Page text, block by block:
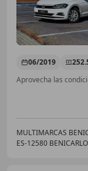
06/2019
Aprovecha las
MULTIMARCAS
ES-12580 BENICARLO